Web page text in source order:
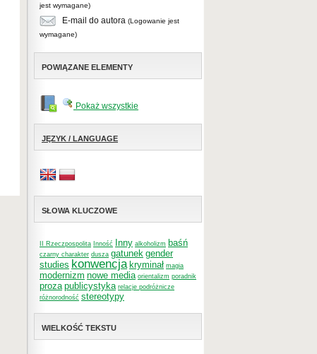
jest wymagane)
E-mail do autora (Logowanie jest
wymagane)
POWIĄZANE ELEMENTY
Pokaż wszystkie
JĘZYK / LANGUAGE
SŁOWA KLUCZOWE
II Rzeczpospolita Inność Inny alkoholizm baśń
czarny charakter dusza gatunek gender
studies konwencja kryminał magia
modernizm nowe media orientalizm poradnik
proza publicystyka relacje podróżnicze
różnorodność stereotypy
WIELKOŚĆ TEKSTU